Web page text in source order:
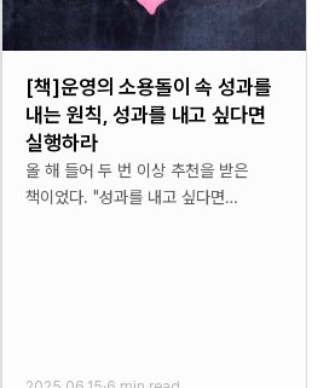
[책]운영의 소용돌이 속 성과를
내는 원칙, 성과를 내고 싶다면
실행하라
올 해 들어 두 번 이상 추천을 받은
책이었다. "성과를 내고 싶다면